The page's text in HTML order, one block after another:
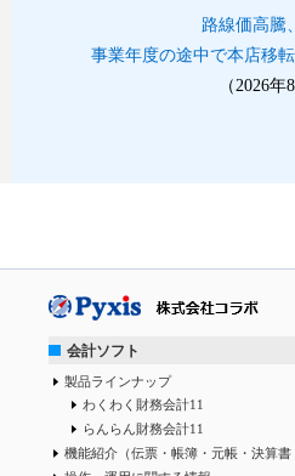
路線価高騰
事業年度の途中で本店移
（2026年
会計ソフト
製品ラインナップ
わくわく財務会計11
らんらん財務会計11
機能紹介（伝票・帳簿・元帳・決算書